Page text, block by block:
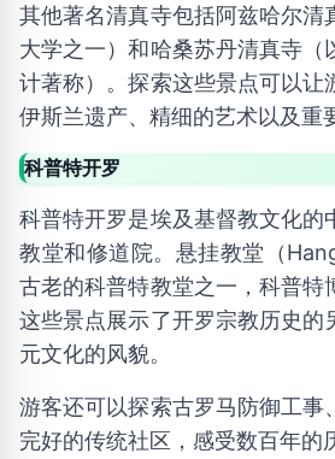
其他著名清真寺包括阿兹哈尔清
大学之一）和哈桑苏丹清真寺（
计著称）。探索这些景点可以让
伊斯兰遗产、精细的艺术以及重
科普特开罗
科普特开罗是埃及基督教文化的
教堂和修道院。悬挂教堂（
古老的科普特教堂之一，科普特
这些景点展示了开罗宗教历史的
元文化的风貌。
游客还可以探索古罗马防御工事
完好的传统社区，感受数百年的